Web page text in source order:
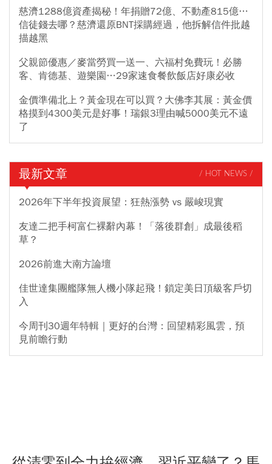
慈濟1288億資產揭秘！年捐贈72億、不動產815億…
信徒錢去哪？慈濟還原BNT採購經過，他拆解信件批越
描越黑
父親節優惠／麥當勞買一送一、六福村免費玩！必勝
客、肯德基、遊樂園…29家速食餐飲飯店好康必收
金價準備北上？黃金現在可以買？大佛李其展：黃金價
格摸到4300美元是好事！瑞銀3理由喊5000美元不遠
了
最新文章 / HOT NEWS /
2026年下半年投資展望：狂熱漲勢 vs 嚴峻現實
友達二把手柯富仁裸辭內幕！「落後群創」成最後稻
草？
2026前進大南方論壇
佳世達集團艦隊無人機小隊起飛！鎖定美日頂級客戶切
入
今周刊30週年特輯｜更好的台灣：回望精彩風雲，預
見前瞻行動